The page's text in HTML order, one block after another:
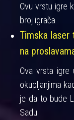
Ovu vrstu igre
broj igrača.
Timska laser
na
Ova vrsta igre
okupljanjima
je da to bude
Sadu.